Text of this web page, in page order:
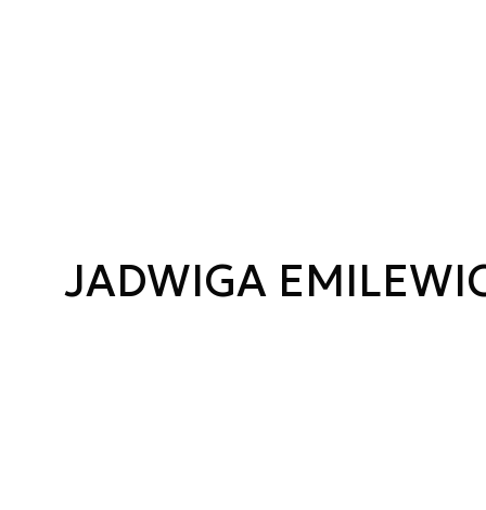
JADWIGA